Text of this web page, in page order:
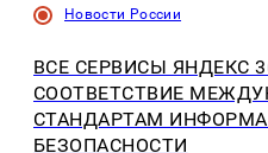
Новости России
ВСЕ СЕРВИСЫ ЯНДЕКС
СООТВЕТСТВИЕ
СТАНДАРТАМ
БЕЗОПАСНОСТИ